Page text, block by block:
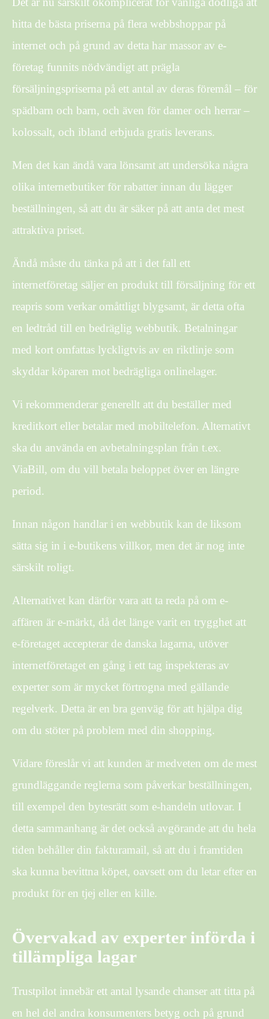
hitta de bästa priserna på flera webbshoppar på
internet och på grund av detta har massor av e-
företag funnits nödvändigt att prägla
försäljningspriserna på ett antal av deras föremål – för
spädbarn och barn, och även för damer och herrar –
kolossalt, och ibland erbjuda gratis leverans.
Men det kan ändå vara lönsamt att undersöka några
olika internetbutiker för rabatter innan du lägger
beställningen, så att du är säker på att anta det mest
attraktiva priset.
Ändå måste du tänka på att i det fall ett
internetföretag säljer en produkt till försäljning för ett
reapris som verkar omåttligt blygsamt, är detta ofta
en ledtråd till en bedräglig webbutik. Betalningar
med kort omfattas lyckligtvis av en riktlinje som
skyddar köparen mot bedrägliga onlinelager.
Vi rekommenderar generellt att du beställer med
kreditkort eller betalar med mobiltelefon. Alternativt
ska du använda en avbetalningsplan från t.ex.
ViaBill, om du vill betala beloppet över en längre
period.
Innan någon handlar i en webbutik kan de liksom
sätta sig in i e-butikens villkor, men det är nog inte
särskilt roligt.
Alternativet kan därför vara att ta reda på om e-
affären är e-märkt, då det länge varit en trygghet att
e-företaget accepterar de danska lagarna, utöver
internetföretaget en gång i ett tag inspekteras av
experter som är mycket förtrogna med gällande
regelverk. Detta är en bra genväg för att hjälpa dig
om du stöter på problem med din shopping.
Vidare föreslår vi att kunden är medveten om de mest
grundläggande reglerna som påverkar beställningen,
till exempel den bytesrätt som e-handeln utlovar. I
detta sammanhang är det också avgörande att du hela
tiden behåller din fakturamail, så att du i framtiden
ska kunna bevittna köpet, oavsett om du letar efter en
produkt för en tjej eller en kille.
Övervakad av experter införda i
tillämpliga lagar
Trustpilot innebär ett antal lysande chanser att titta på
en hel del andra konsumenters betyg och på grund